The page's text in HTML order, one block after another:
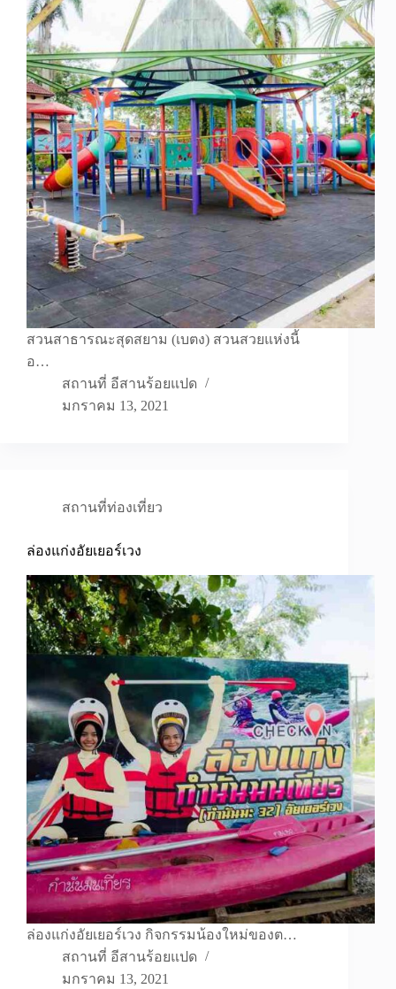
สวนสาธารณะสุดสยาม (เบตง) สวนสวยแห่งนี้
อ…
สถานที่ อีสานร้อยแปด
มกราคม 13, 2021
สถานที่ท่องเที่ยว
ล่องแก่งอัยเยอร์เวง
ล่องแก่งอัยเยอร์เวง กิจกรรมน้องใหม่ของต…
สถานที่ อีสานร้อยแปด
มกราคม 13, 2021